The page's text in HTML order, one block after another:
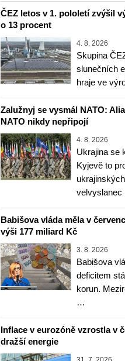
ČEZ letos v 1. pololetí zvýšil
o 13 procent
4. 8. 2026
Skupina
slunečních
hraje ve
Zalužnyj se vysmál NATO:
NATO nikdy nepřipojí
4. 8. 2026
Ukrajina se
Kyjevě to
Babišova vláda měla v
výši 177 miliard Kč
3. 8. 2026
Babišova
deficitem
korun.
…
Inflace v eurozóně vzrostla v
dražší energie